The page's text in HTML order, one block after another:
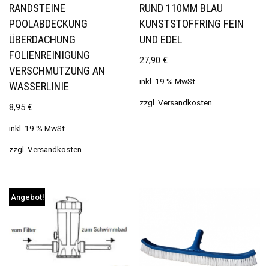
RANDSTEINE
POOLABDECKUNG
ÜBERDACHUNG
FOLIENREINIGUNG
VERSCHMUTZUNG AN
WASSERLINIE
8,95 €
inkl. 19 % MwSt.
zzgl. Versandkosten
RUND 110MM BLAU
KUNSTSTOFFRING FEIN
UND EDEL
27,90€
inkl. 19 % MwSt.
zzgl.Versandkosten
Angebot!